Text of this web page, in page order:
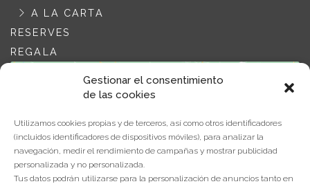
Gestionar el consentimiento
de las cookies
Utilizamos cookies propias y de terceros, así como otros identificadores
(incluidos identificadores de dispositivos móviles), para analizar la
navegación, medir el rendimiento de campañas y mostrar publicidad
personalizada y no personalizada.
Tus datos podrán utilizarse para la personalización de anuncios tanto en
A LA CARTA
RESERVES
REGALA
Feu clic per acceptar màrqueting galetes i
activar aquest contingut